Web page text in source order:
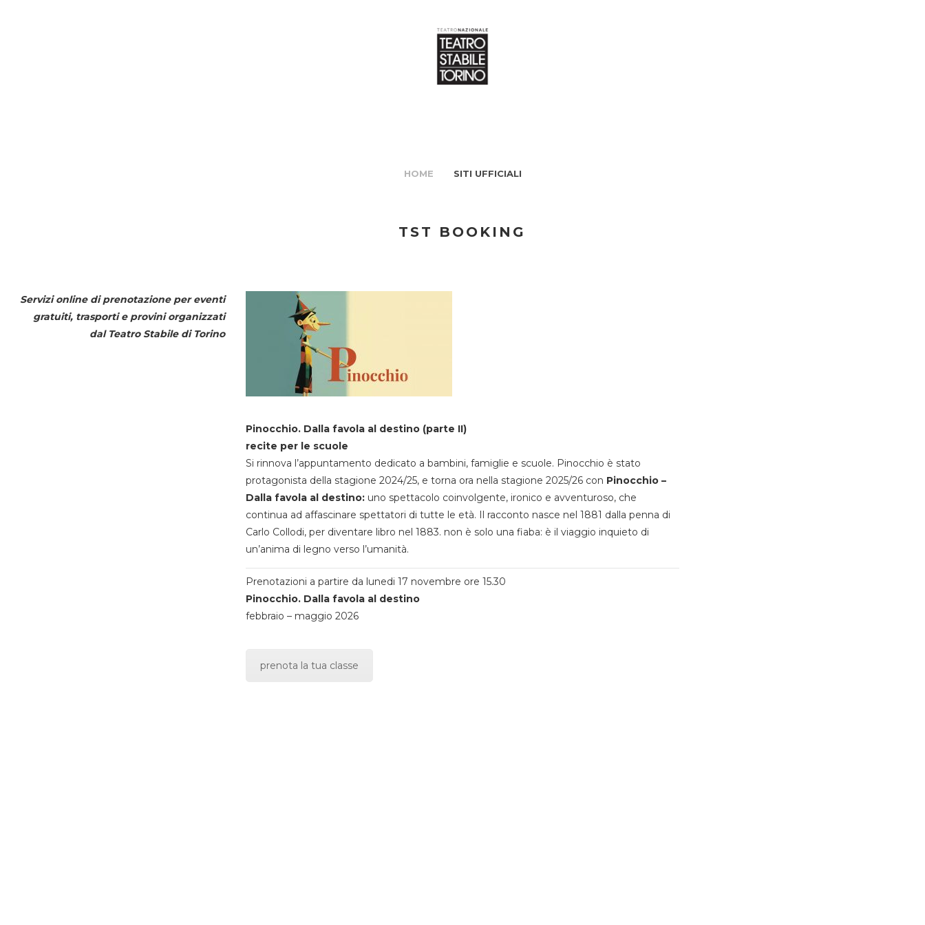
HOME SITI UFFICIALI
TST BOOKING
Servizi online di prenotazione per eventi
gratuiti, trasporti e provini organizzati
dal Teatro Stabile di Torino
Pinocchio. Dalla favola al destino (parte II)
recite per le scuole
Si rinnova l’appuntamento dedicato a bambini, famiglie e scuole. Pinocchio è stato
protagonista della stagione 2024/25, e torna ora nella stagione 2025/26 con Pinocchio –
Dalla favola al destino:uno spettacolo coinvolgente, ironico e avventuroso, che
continua ad affascinare spettatori di tutte le età. Il racconto nasce nel 1881 dalla penna di
Carlo Collodi, per diventare libro nel 1883. non è solo una fiaba: è il viaggio inquieto di
un’anima di legno verso l’umanità.
Prenotazioni a partire da lunedi 17 novembre ore 15.30
Pinocchio. Dalla favola al destino
febbraio – maggio 2026
prenota la tua classe